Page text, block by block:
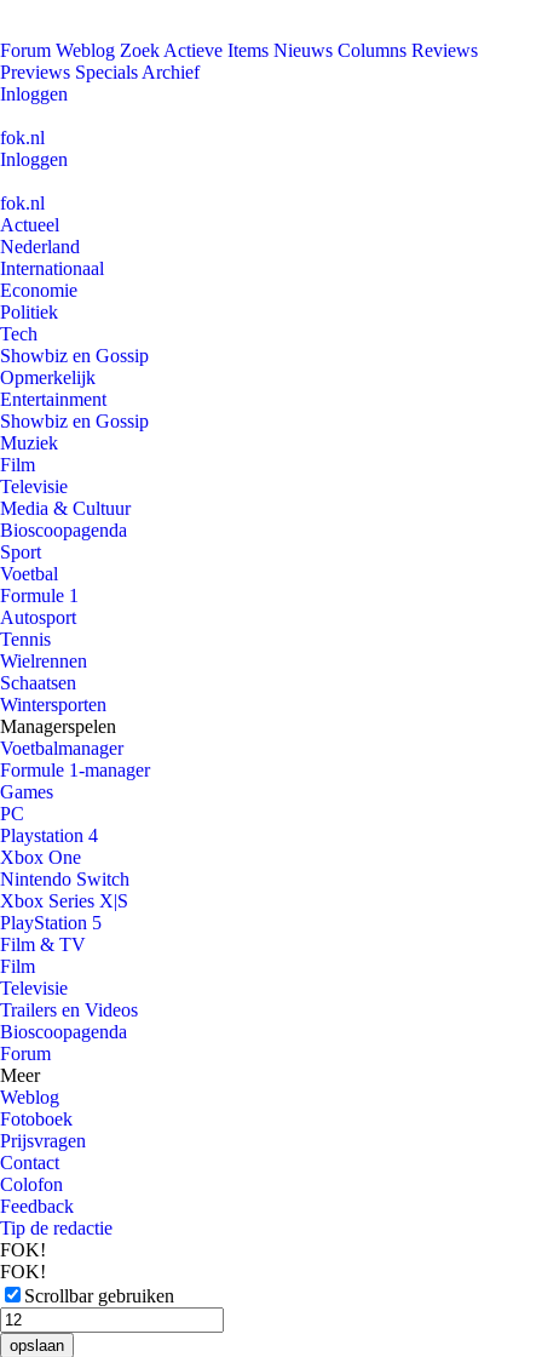
Forum Weblog Zoek Actieve Items Nieuws Columns Reviews
Previews Specials Archief
Inloggen
fok.nl
Inloggen
fok.nl
Actueel
Nederland
Internationaal
Economie
Politiek
Tech
Showbiz en Gossip
Opmerkelijk
Entertainment
Showbiz en Gossip
Muziek
Film
Televisie
Media & Cultuur
Bioscoopagenda
Sport
Voetbal
Formule 1
Autosport
Tennis
Wielrennen
Schaatsen
Wintersporten
Managerspelen
Voetbalmanager
Formule 1-manager
Games
PC
Playstation 4
Xbox One
Nintendo Switch
Xbox Series X|S
PlayStation 5
Film & TV
Film
Televisie
Trailers en Videos
Bioscoopagenda
Forum
Meer
Weblog
Fotoboek
Prijsvragen
Contact
Colofon
Feedback
Tip de redactie
FOK!
FOK!
Scrollbar gebruiken
opslaan